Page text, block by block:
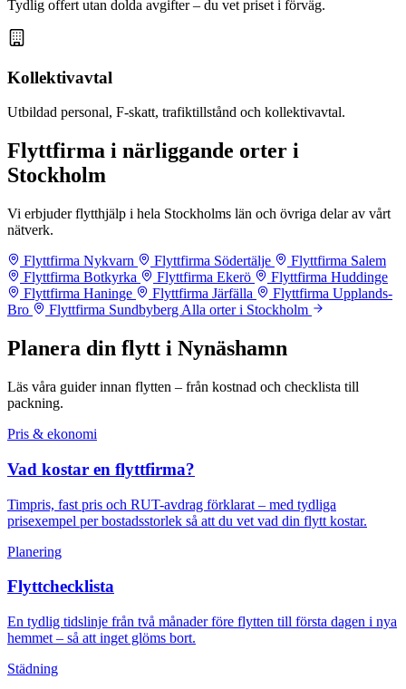
Tydlig offert utan dolda avgifter – du vet priset i förväg.
Kollektivavtal
Utbildad personal, F-skatt, trafiktillstånd och kollektivavtal.
Flyttfirma i närliggande orter i
Stockholm
Vi erbjuder flytthjälp i hela Stockholms län och övriga delar av vårt
nätverk.
Flyttfirma Nykvarn
Flyttfirma Södertälje
Flyttfirma Salem
Flyttfirma Botkyrka
Flyttfirma Ekerö
Flyttfirma Huddinge
Flyttfirma Haninge
Flyttfirma Järfälla
Flyttfirma Upplands-
Bro
Flyttfirma Sundbyberg Alla orter i Stockholm
Planera din flytt i Nynäshamn
Läs våra guider innan flytten – från kostnad och checklista till
packning.
Pris & ekonomi
Vad kostar en flyttfirma?
Timpris, fast pris och RUT-avdrag förklarat – med tydliga
prisexempel per bostadsstorlek så att du vet vad din flytt kostar.
Planering
Flyttchecklista
En tydlig tidslinje från två månader före flytten till första dagen i nya
hemmet – så att inget glöms bort.
Städning